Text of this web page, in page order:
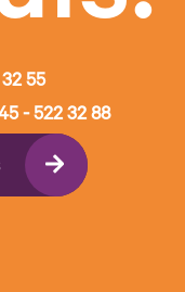
55
- 522 32 88